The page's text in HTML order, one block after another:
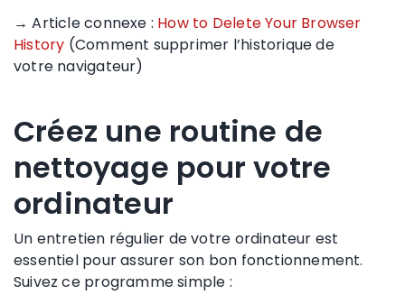
→ Article connexe : How to Delete Your Browser
History (Comment supprimer l’historique de
votre navigateur)
Créez une routine de
nettoyage pour votre
ordinateur
Un entretien régulier de votre ordinateur est
essentiel pour assurer son bon fonctionnement.
Suivez ce programme simple :